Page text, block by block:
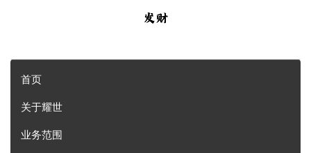
首页
关于耀世
业务范围